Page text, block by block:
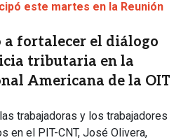
este martes en la Reunión
a fortalecer el diálogo
tributaria en la
Americana de la OIT
trabajadoras y los trabajadores
en el PIT-CNT, José Olivera,